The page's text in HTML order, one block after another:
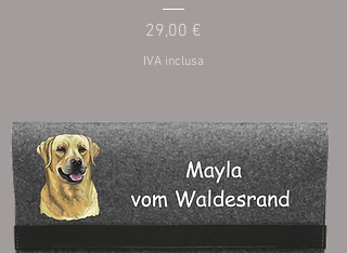
Prezzo
29,00 €
IVA inclusa